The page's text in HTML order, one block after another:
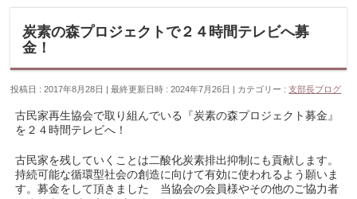
炭素の森プロジェクトで２４時間テレビへ募
金！
投稿日 : 2017年8月28日 最終更新日時 : 2024年7月26日 カテゴリー :支部長ブログ
古民家再生協会で取り組んでいる『炭素の森プロジェクト募金』
を２４時間テレビへ！
古民家を残していくことは二酸化炭素排出抑制にも貢献します。
持続可能な循環型社会の創造に向けて有効に使われるよう願いま
す。募金をして頂きました 当協会の会員様やその他のご協力者